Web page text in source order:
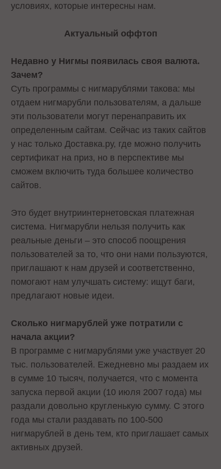
условиях, которые интересны нам.
Актуальный оффтоп
Недавно у Нигмы появилась своя валюта.
Зачем?
Суть программы с нигмарублями такова: мы
отдаем нигмарубли пользователям, а дальше
эти пользователи могут перенаправить их
определенным сайтам. Сейчас из таких сайтов
у нас только Доставка.ру, где можно получить
сертификат на приз, но в перспективе мы
сможем включить туда большее количество
сайтов.
Это будет внутриинтернетовская платежная
система. Нигмарубли нельзя получить как
реальные деньги – это способ поощрения
пользователей за то, что они нами пользуются,
приглашают к нам друзей и соответственно,
помогают нам улучшать систему: ищут баги,
предлагают новые идеи.
Сколько нигмарублей уже потратили с
начала акции?
В программе с нигмарублями уже участвует 20
тыс. пользователей. Ежедневно мы раздаем их
в сумме 10 тысяч, получается, что с момента
запуска первой акции (10 июля 2007 года) мы
раздали довольно кругленькую сумму. С этого
года мы стали раздавать по 100-500
нигмарублей в день тем, кто приглашает самых
активных друзей.